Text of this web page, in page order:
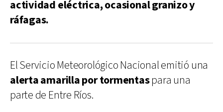
actividad eléctrica, ocasional granizo y
ráfagas.
El Servicio Meteorológico Nacional emitió una
alerta amarilla por tormentaspara una
parte de Entre Ríos.